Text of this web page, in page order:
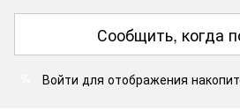
Сообщить, когда
Войти для отображения